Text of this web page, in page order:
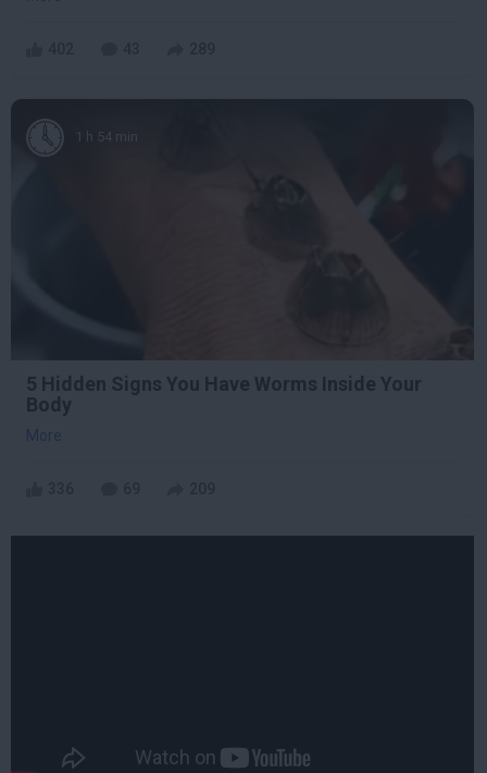
1 h 54 min
5 Hidden Signs You Have Worms Inside Your
Body
More